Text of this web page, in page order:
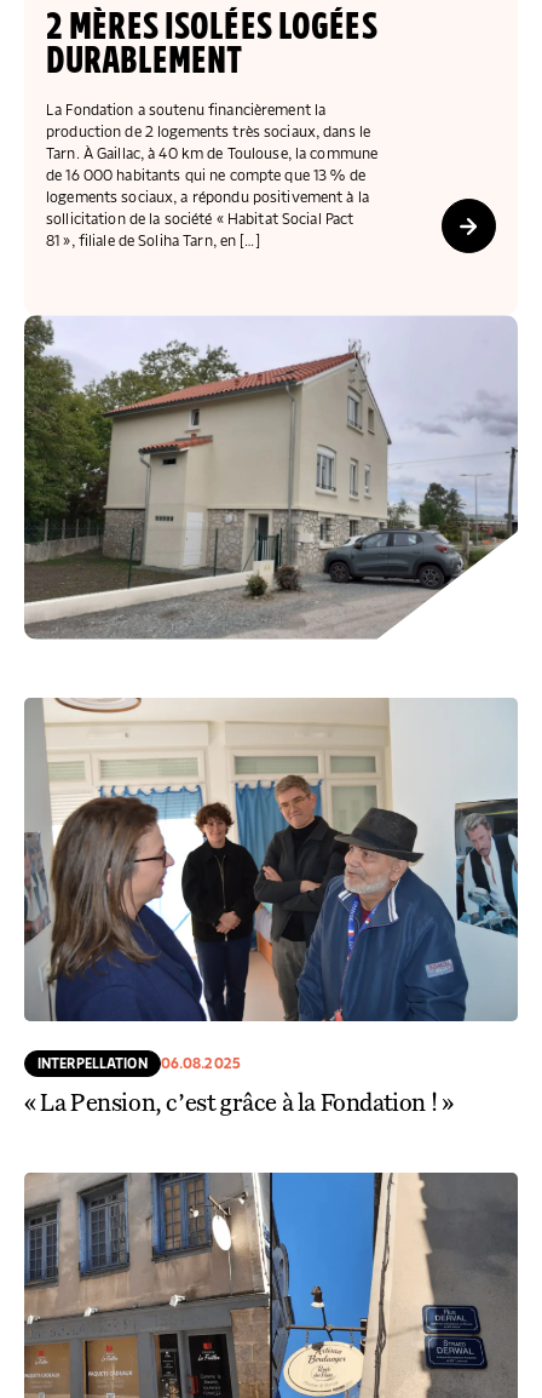
NOS AMIS, PARRAINS ET MARRAINES
NOS FONDATIONS ABRITÉES
NOUS REJOINDRE
ACCUEILLIR, ACCOMPAGNER, LOGER
SOUTENIR L’ENGAGEMENT DES HABITANTS
DONNER LES MOYENS D’AGIR
RAPPORTS SUR L’ÉTAT DU MAL-LOGEMENT
S’ENGAGER AUTREMENT
FAIRE UN DON IFI
PARTENARIATS ENTREPRISES
2 MÈRES ISOLÉES LOGÉES
DURABLEMENT
La Fondation a soutenu financièrement la
production de 2 logements très sociaux, dans le
Tarn. À Gaillac, à 40 km de Toulouse, la commune
de 16 000 habitants qui ne compte que 13 % de
logements sociaux, a répondu positivement à la
sollicitation de la société « Habitat Social Pact
81 », filiale de Soliha Tarn, en […]
INTERPELLATION 06.08.2025
« La Pension, c’est grâce à la Fondation ! »